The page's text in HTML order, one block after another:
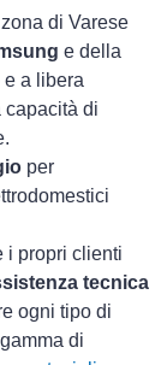
di Varese
e della
a libera
capacità di
per
i propri clienti
tecnica
ogni tipo di
di